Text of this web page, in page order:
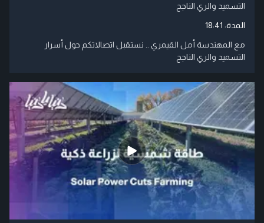
التسميد والري الناجح
المدة: 18:41
مع المهندسة أمل القيمري .. نستقبل اتصالاتكم حول أسرار
التسميد والري الناجح